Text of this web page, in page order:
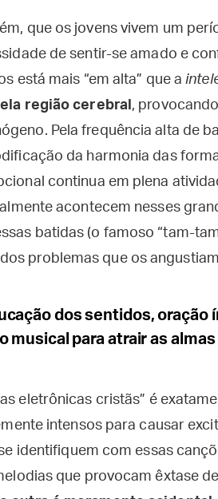
que os jovens vivem um
de sentir-se amado e
está mais “em alta” que a
região cerebral ,
Pela frequência alta de
da harmonia das
continua em plena
acontecem nesses
batidas (o famoso “tam-
problemas que os
dos sentidos, oração
musical para atrair as
eletrônicas cristãs” é
intensos para causar
identifiquem com essas
que provocam êxtase